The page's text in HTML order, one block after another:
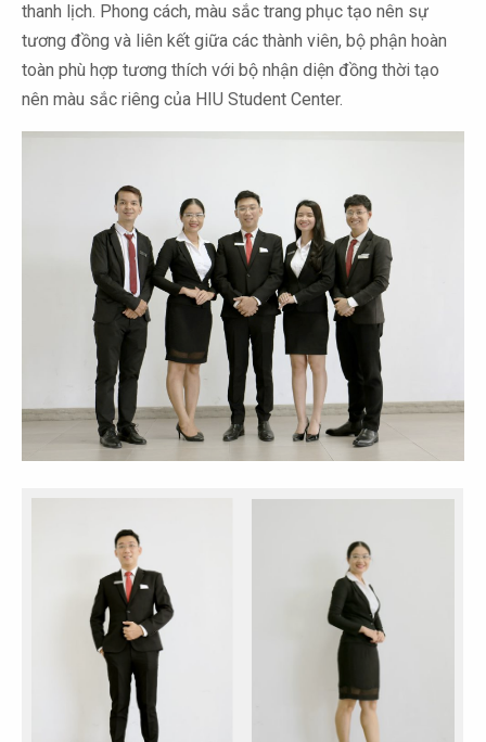
thanh lịch. Phong cách, màu sắc trang phục tạo nên sự
tương đồng và liên kết giữa các thành viên, bộ phận hoàn
toàn phù hợp tương thích với bộ nhận diện đồng thời tạo
nên màu sắc riêng của HIU Student Center.